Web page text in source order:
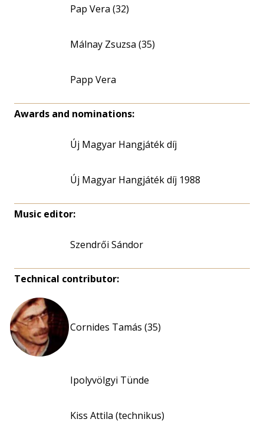
Pap Vera (32)
Málnay Zsuzsa (35)
Papp Vera
Awards and nominations:
Új Magyar Hangjáték díj
Új Magyar Hangjáték díj 1988
Music editor:
Szendrői Sándor
Technical contributor:
Cornides Tamás (35)
Ipolyvölgyi Tünde
Kiss Attila (technikus)